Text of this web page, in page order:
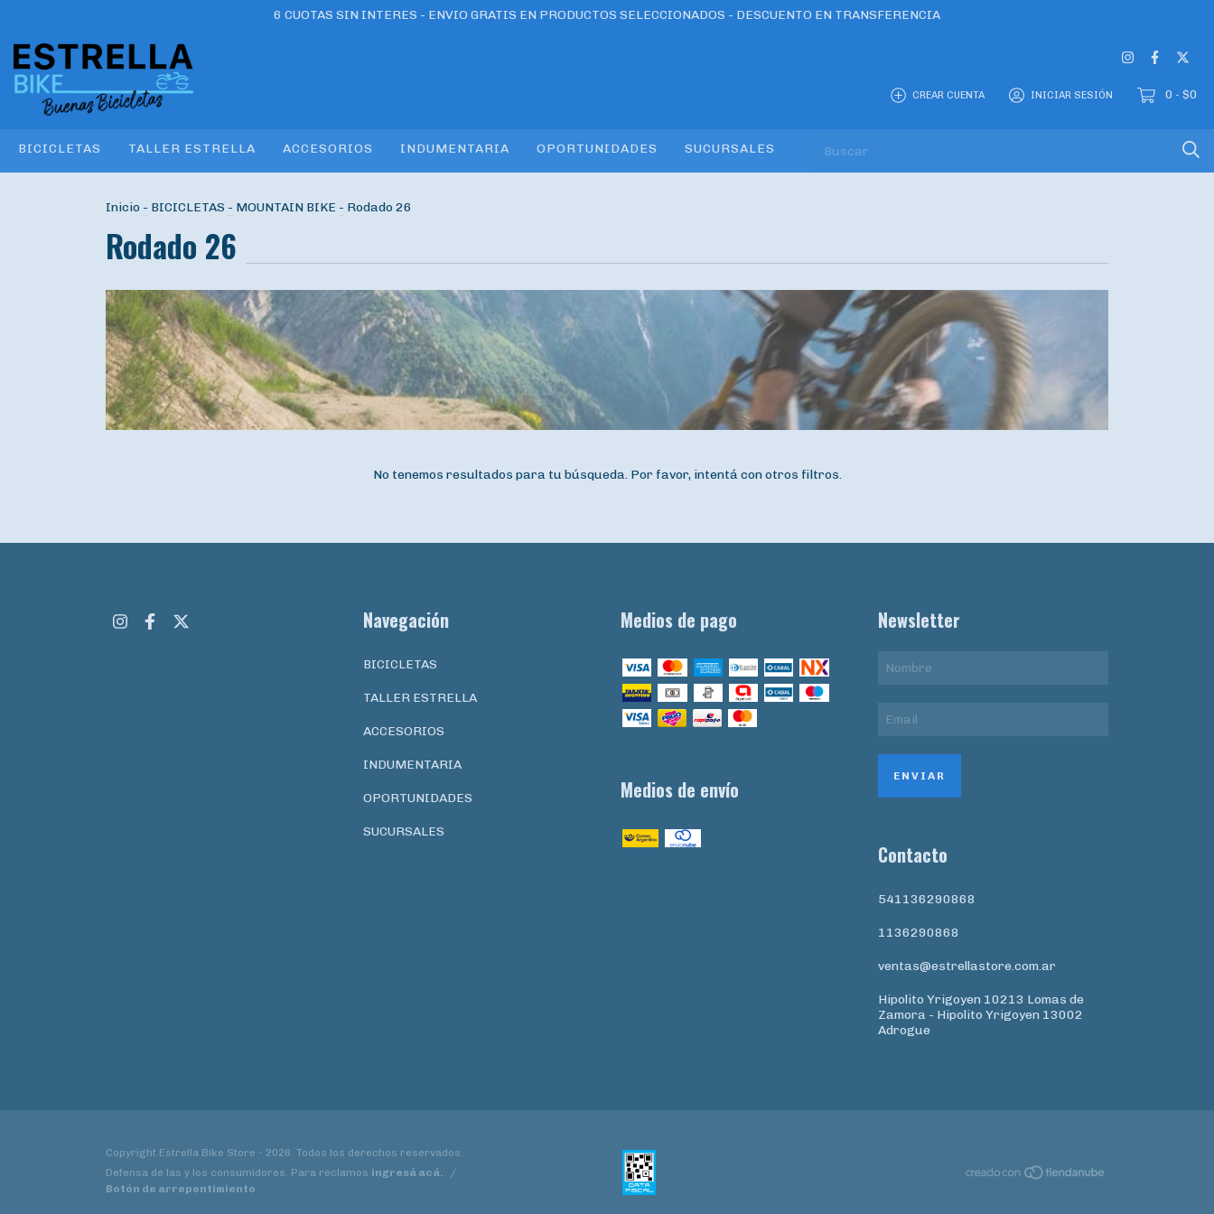
6 CUOTAS SIN INTERES - ENVIO GRATIS EN PRODUCTOS SELECCIONADOS - DESCUENTO EN TRANSFERENCIA
CREAR CUENTA INICIAR SESIÓN 0 - $0
BICICLETAS TALLER ESTRELLA ACCESORIOS INDUMENTARIA OPORTUNIDADES SUCURSALES
Inicio - BICICLETAS - MOUNTAIN BIKE - Rodado 26
Rodado 26
No tenemos resultados para tu búsqueda. Por favor, intentá con otros filtros.
Navegación
BICICLETAS
TALLER ESTRELLA
ACCESORIOS
INDUMENTARIA
OPORTUNIDADES
SUCURSALES
Medios de pago
Medios de envío
Newsletter
Contacto
541136290868
1136290868
ventas@estrellastore.com.ar
Hipolito Yrigoyen 10213 Lomas de
Zamora - Hipolito Yrigoyen 13002
Adrogue
Copyright Estrella Bike Store - 2026. Todos los derechos reservados.
Defensa de las y los consumidores. Para reclamos ingresá acá.
/
Botón de arrepentimiento